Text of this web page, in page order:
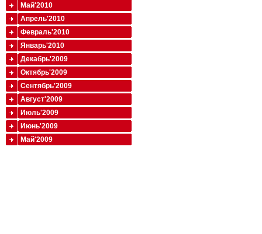
Май'2010
Апрель'2010
Февраль'2010
Январь'2010
Декабрь'2009
Октябрь'2009
Сентябрь'2009
Август'2009
Июль'2009
Июнь'2009
Май'2009